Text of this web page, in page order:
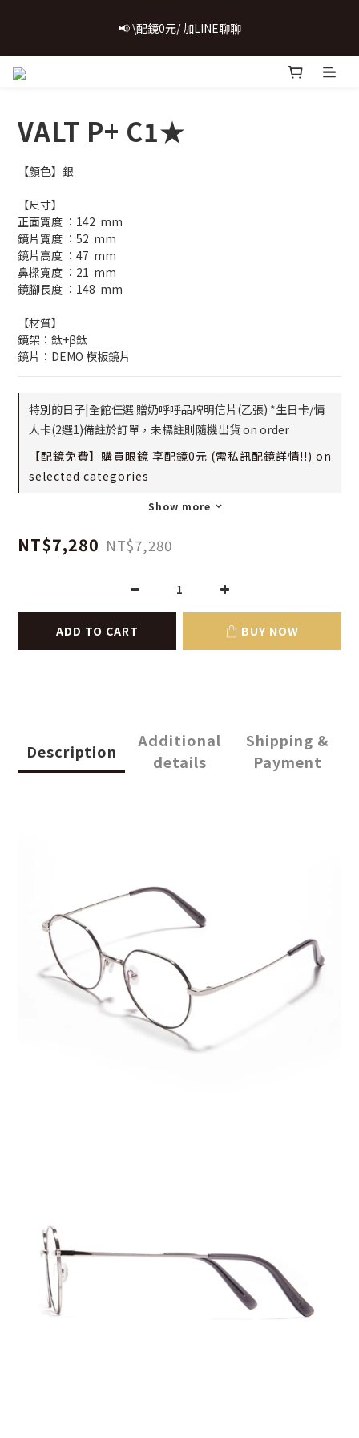
卡/情人卡(2選1)
📢 \配鏡0元/ 加LINE聊聊
💗致...特別的日子💗 | 全館任選 贈奶呼呼品牌明信片(乙張) *生日
VALT P+ C1★
【顏色】銀
【尺寸】
正面寬度 ：142  mm
鏡片寬度 ：52  mm
鏡片高度 ：47  mm
鼻樑寬度 ：21  mm
鏡腳長度 ：148  mm
【材質】
鏡架：鈦+β鈦
鏡片：DEMO 模板鏡片
特別的日子|全館任選 贈奶呼呼品牌明信片(乙張) *生日卡/情
人卡(2選1)備註於訂單，未標註則隨機出貨 on order
【配鏡免費】購買眼鏡 享配鏡0元 (需私訊配鏡詳情!!) on
selected categories
Show more
NT$7,280 NT$7,280
ADD TO CART BUY NOW
Description
Additional
details
Shipping &
Payment